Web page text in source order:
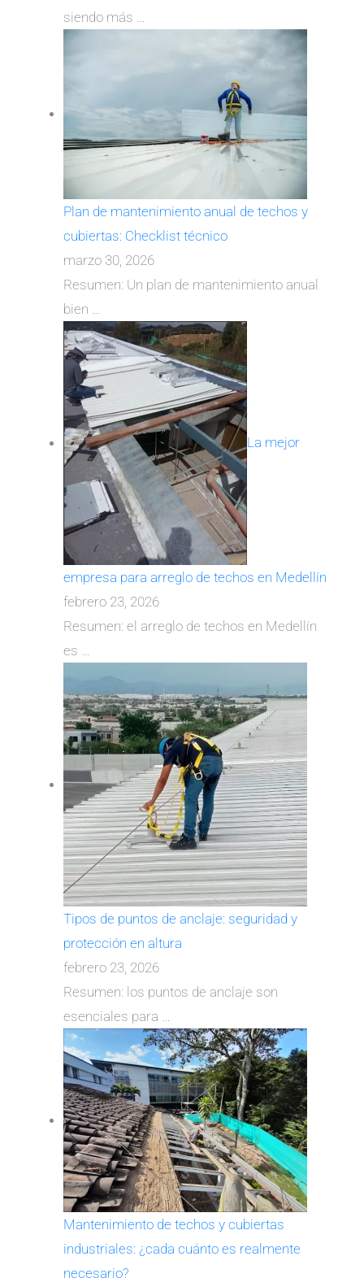
siendo más …
Plan de mantenimiento anual de techos y
cubiertas: Checklist técnico
marzo 30, 2026
Resumen: Un plan de mantenimiento anual
bien …
La mejor
empresa para arreglo de techos en Medellín
febrero 23, 2026
Resumen: el arreglo de techos en Medellín
es …
Tipos de puntos de anclaje: seguridad y
protección en altura
febrero 23, 2026
Resumen: los puntos de anclaje son
esenciales para …
Mantenimiento de techos y cubiertas
industriales: ¿cada cuánto es realmente
necesario?